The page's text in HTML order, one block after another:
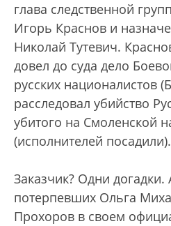
глава следственной
Игорь Краснов и
Николай Тутевич.
довел до суда дело
русских националистов
расследовал убийство
убитого на Смоленской
(исполнителей посадили).
Заказчик? Одни догадки.
потерпевших Ольга
Прохоров в своем